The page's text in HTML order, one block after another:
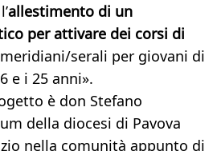
allestimento di un
per attivare dei corsi di
serali per giovani di
e i 25 anni».
è don Stefano
della diocesi di Pavova
nella comunità appunto di